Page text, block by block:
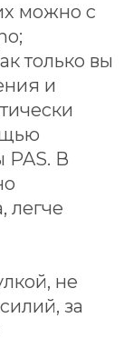
можно с
только вы
и
PAS. В
легче
не
за